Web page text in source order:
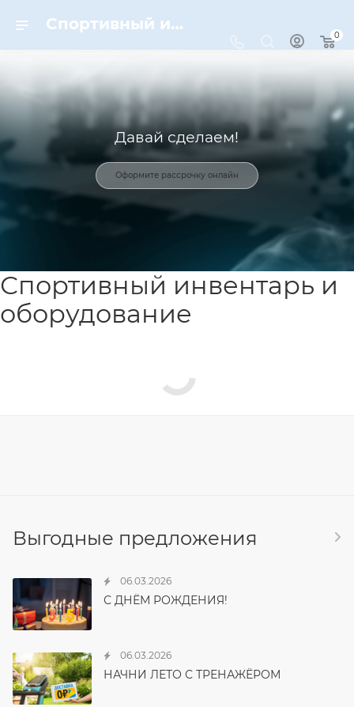
Спортивный инвентарь и оборудование для спорта в Москве | Dynamic-Sport
0
Давай сделаем!
Оформите рассрочку онлайн
Спортивный инвентарь и
оборудование
Выгодные предложения
06.03.2026
С ДНЁМ РОЖДЕНИЯ!
06.03.2026
НАЧНИ ЛЕТО С ТРЕНАЖЁРОМ